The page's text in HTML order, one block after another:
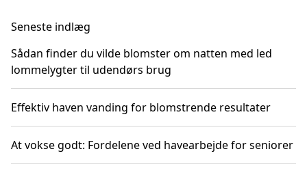
Seneste indlæg
Sådan finder du vilde blomster om natten med led
lommelygter til udendørs brug
Effektiv haven vanding for blomstrende resultater
At vokse godt: Fordelene ved havearbejde for seniorer